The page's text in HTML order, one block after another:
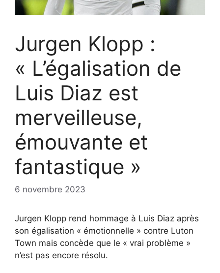
Jurgen Klopp :
« L’égalisation de
Luis Diaz est
merveilleuse,
émouvante et
fantastique »
6 novembre 2023
Jurgen Klopp rend hommage à Luis Diaz après
son égalisation « émotionnelle » contre Luton
Town mais concède que le « vrai problème »
n’est pas encore résolu.